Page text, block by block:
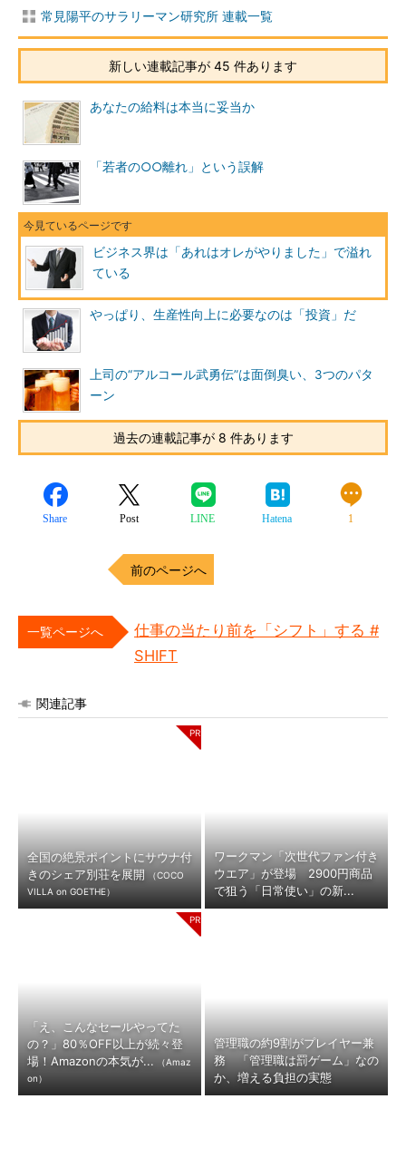
常見陽平のサラリーマン研究所 連載一覧
新しい連載記事が 45 件あります
あなたの給料は本当に妥当か
「若者の○○離れ」という誤解
ビジネス界は「あれはオレがやりました」で溢れ
ている
やっぱり、生産性向上に必要なのは「投資」だ
上司の“アルコール武勇伝”は面倒臭い、3つのパタ
ーン
過去の連載記事が 8 件あります
Share Post LINE Hatena 1
前のページへ
一覧ページへ
仕事の当たり前を「シフト」する #
SHIFT
関連記事
全国の絶景ポイントにサウナ付
きのシェア別荘を展開
（COCO
VILLA on GOETHE）
ワークマン「次世代ファン付き
ウエア」が登場 2900円商品
で狙う「日常使い」の新...
「え、こんなセールやってた
の？」80％OFF以上が続々登
場！Amazonの本気が...
（Amaz
on）
管理職の約9割がプレイヤー兼
務 「管理職は罰ゲーム」なの
か、増える負担の実態